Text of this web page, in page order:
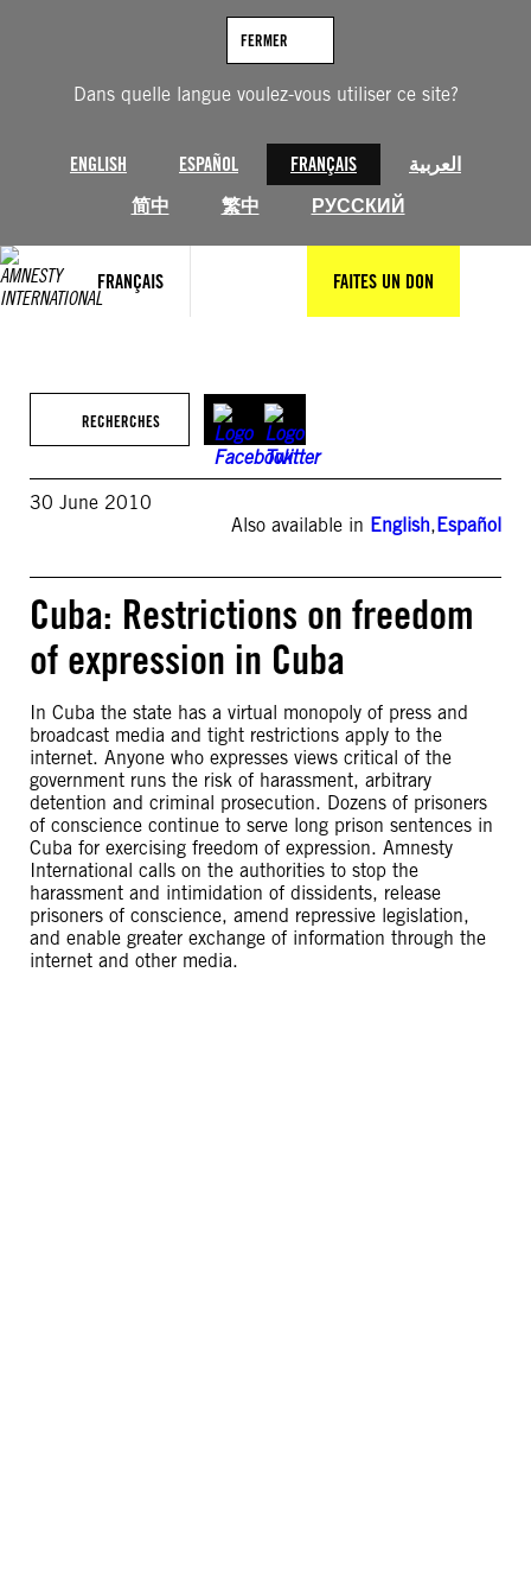
Dans quelle langue voulez-vous utiliser ce site?
ENGLISH ESPAÑOL FRANÇAIS
العربية
简中
繁中 РУССКИЙ
FERMER
FRANÇAIS FAITES UN DON
RECHERCHES
30 June 2010
Also available in English,Español
Cuba: Restrictions on freedom
of expression in Cuba
In Cuba the state has a virtual monopoly of press and
broadcast media and tight restrictions apply to the
internet. Anyone who expresses views critical of the
government runs the risk of harassment, arbitrary
detention and criminal prosecution. Dozens of prisoners
of conscience continue to serve long prison sentences in
Cuba for exercising freedom of expression. Amnesty
International calls on the authorities to stop the
harassment and intimidation of dissidents, release
prisoners of conscience, amend repressive legislation,
and enable greater exchange of information through the
internet and other media.